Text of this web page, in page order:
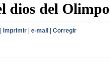
dios del Olimpo
Imprimir e-mail Corregir